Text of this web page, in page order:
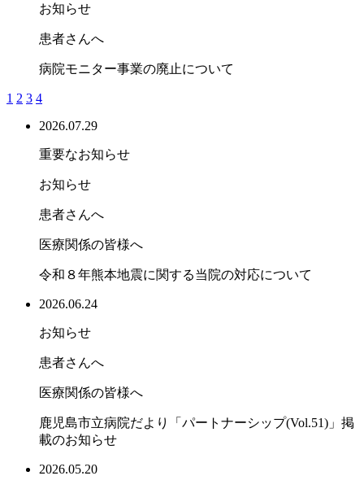
お知らせ
患者さんへ
病院モニター事業の廃止について
1 2 3 4
2026.07.29
重要なお知らせ
お知らせ
患者さんへ
医療関係の皆様へ
令和８年熊本地震に関する当院の対応について
2026.06.24
お知らせ
患者さんへ
医療関係の皆様へ
鹿児島市立病院だより「パートナーシップ(Vol.51)」掲
載のお知らせ
2026.05.20